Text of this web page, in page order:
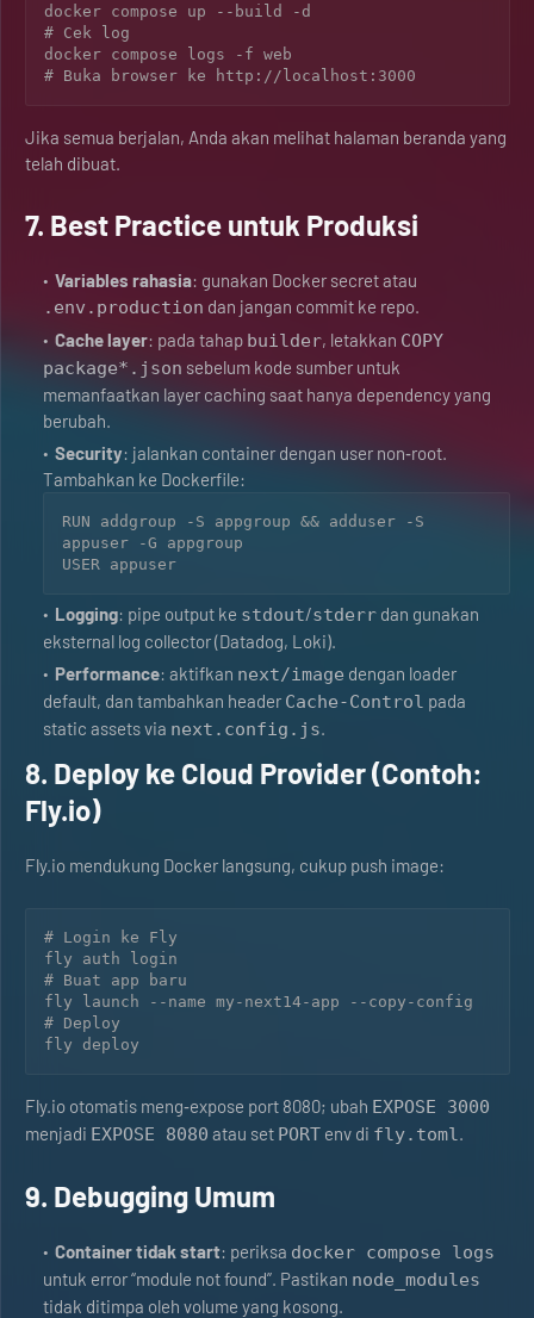
docker compose up --build -d
# Cek log
docker compose logs -f web
# Buka browser ke http://localhost:3000
Jika semua berjalan, Anda akan melihat halaman beranda yang
telah dibuat.
7. Best Practice untuk Produksi
Variables rahasia: gunakan Docker secret atau
.env.production dan jangan commit ke repo.
Cache layer: pada tahap builder, letakkan COPY
package*.json sebelum kode sumber untuk
memanfaatkan layer caching saat hanya dependency yang
berubah.
Security: jalankan container dengan user non‑root.
Tambahkan ke Dockerfile:
RUN addgroup -S appgroup && adduser -S
appuser -G appgroup
USER appuser
Logging: pipe output ke stdout/stderr dan gunakan
eksternal log collector (Datadog, Loki).
Performance: aktifkan next/image dengan loader
default, dan tambahkan header Cache-Control pada
static assets via next.config.js.
8. Deploy ke Cloud Provider (Contoh:
Fly.io)
Fly.io mendukung Docker langsung, cukup push image:
# Login ke Fly
fly auth login
# Buat app baru
fly launch --name my-next14-app --copy-config
# Deploy
fly deploy
Fly.io otomatis meng‑expose port 8080; ubah EXPOSE 3000
menjadi EXPOSE 8080 atau set PORT env di fly.toml.
9. Debugging Umum
Container tidak start: periksa docker compose logs
untuk error “module not found”. Pastikan node_modules
tidak ditimpa oleh volume yang kosong.